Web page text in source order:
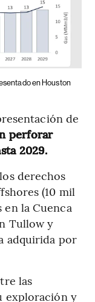
en Houston
de
perforar
2029.
derechos
(10 mil
la Cuenca
Tullow y
adquirida por
las
exploración y